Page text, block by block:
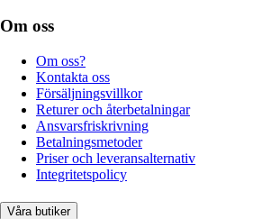
Om oss
Om oss?
Kontakta oss
Försäljningsvillkor
Returer och återbetalningar
Ansvarsfriskrivning
Betalningsmetoder
Priser och leveransalternativ
Integritetspolicy
Våra butiker